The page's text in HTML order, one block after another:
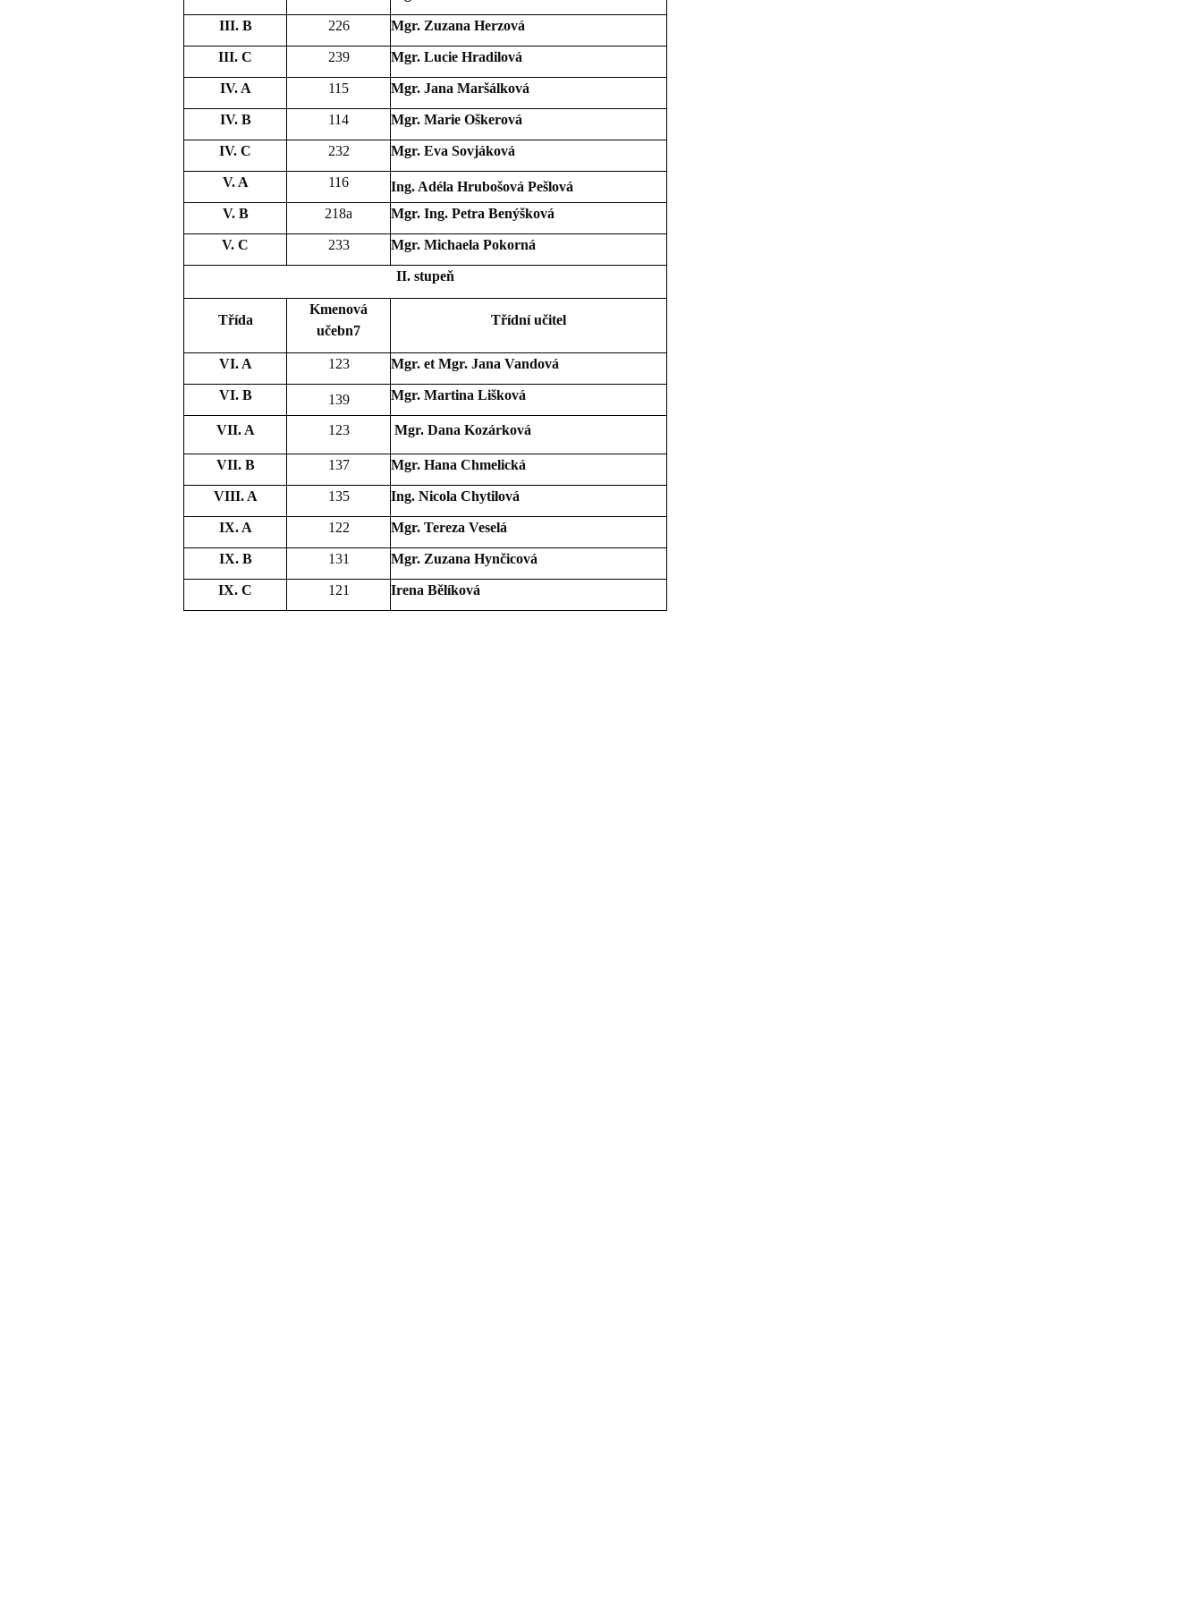
III. B 226 Mgr. Zuzana Herzová
III. C 239 Mgr. Lucie Hradilová
IV. A 115 Mgr. Jana Maršálková
IV. B 114 Mgr. Marie Oškerová
IV. C 232 Mgr. Eva Sovjáková
V. A 116
Ing. Adéla Hrubošová Pešlová
V. B
218a Mgr. Ing. Petra Benýšková
V. C 233 Mgr. Michaela Pokorná
II. stupeň
Třída
Kmenová
učebn7
Třídní učitel
VI. A 123 Mgr. et Mgr. Jana Vandová
VI. B 139 Mgr. Martina Lišková
VII. A 123 Mgr. Dana Kozárková
VII. B 137 Mgr. Hana Chmelická
VIII. A 135 Ing. Nicola Chytilová
IX. A 122 Mgr. Tereza Veselá
IX. B 131 Mgr. Zuzana Hynčicová
IX. C 121 Irena Bělíková